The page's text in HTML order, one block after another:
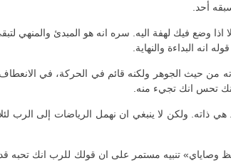
أحد.
اذا وضع فيك لهفة اليه. سره انه هو المبدئ والمنهي
انه البداءة والنهاية.
من حيث الجوهر ولكنه قائم في الحركة، في
تحس انك تجيء منه.
ذاته. ولكن لا ينبغي ان نهمل الرياضات إلى الرب
تنبيه مستمر على ان قولك للرب انك تحبه قد